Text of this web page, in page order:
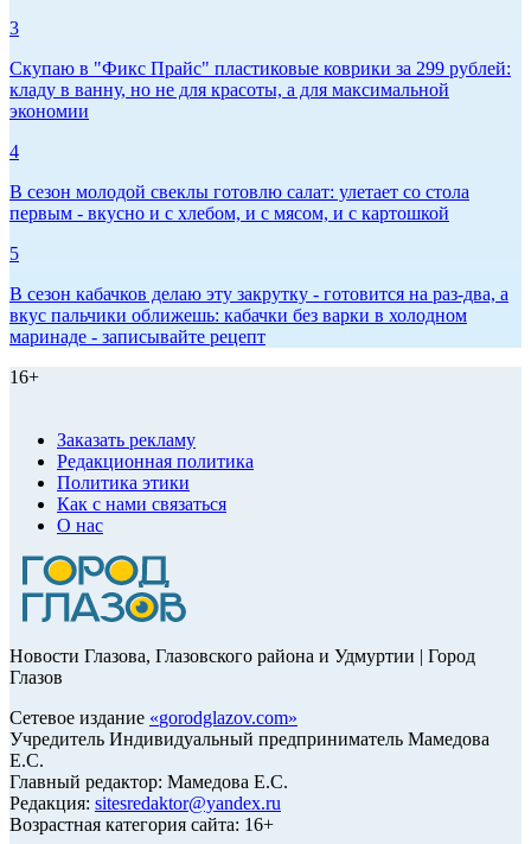
3
Скупаю в "Фикс Прайс" пластиковые коврики за 299 рублей:
кладу в ванну, но не для красоты, а для максимальной
экономии
4
В сезон молодой свеклы готовлю салат: улетает со стола
первым - вкусно и с хлебом, и с мясом, и с картошкой
5
В сезон кабачков делаю эту закрутку - готовится на раз-два, а
вкус пальчики оближешь: кабачки без варки в холодном
маринаде - записывайте рецепт
16+
Заказать рекламу
Редакционная политика
Политика этики
Как с нами связаться
О нас
Новости Глазова, Глазовского района и Удмуртии | Город
Глазов
Сетевое издание «gorodglazov.com»
Учредитель Индивидуальный предприниматель Мамедова
Е.С.
Главный редактор: Мамедова Е.С.
Редакция: sitesredaktor@yandex.ru
Возрастная категория сайта: 16+